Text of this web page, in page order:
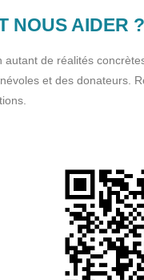
NOUS AIDER ?
de réalités
et des donateurs.